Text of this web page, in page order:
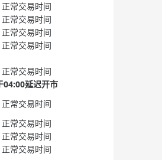
正常交易时间
正常交易时间
正常交易时间
正常交易时间
正常交易时间
04:00延迟开市
正常交易时间
正常交易时间
正常交易时间
正常交易时间